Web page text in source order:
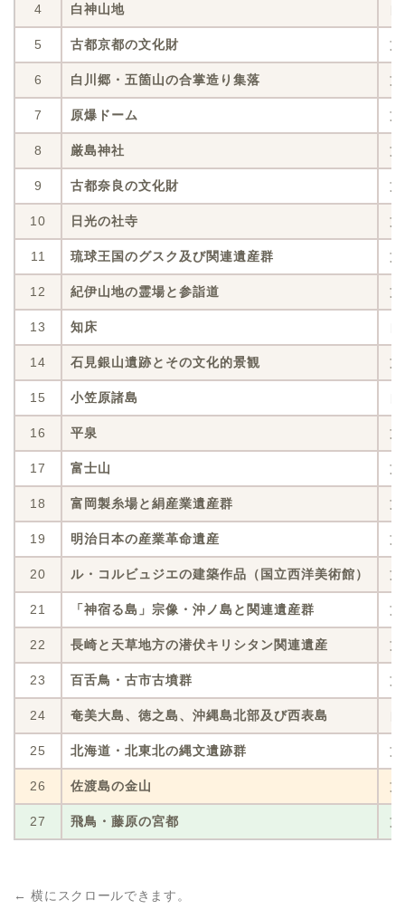
4 白神山地
5 古都京都の文化財
6 白川郷・五箇山の合掌造り集落
7 原爆ドーム
8 厳島神社
9 古都奈良の文化財
10 日光の社寺
11 琉球王国のグスク及び関連遺産群
12 紀伊山地の霊場と参詣道
13 知床
14 石見銀山遺跡とその文化的景観
15 小笠原諸島
16 平泉
17 富士山
18 富岡製糸場と絹産業遺産群
19 明治日本の産業革命遺産
20 ル・コルビュジエの建築作品（国立西洋美術館）
21 「神宿る島」宗像・沖ノ島と関連遺産群
22 長崎と天草地方の潜伏キリシタン関連遺産
23 百舌鳥・古市古墳群
24 奄美大島、徳之島、沖縄島北部及び西表島
25 北海道・北東北の縄文遺跡群
26 佐渡島の金山
27 飛鳥・藤原の宮都
← 横にスクロールできます。